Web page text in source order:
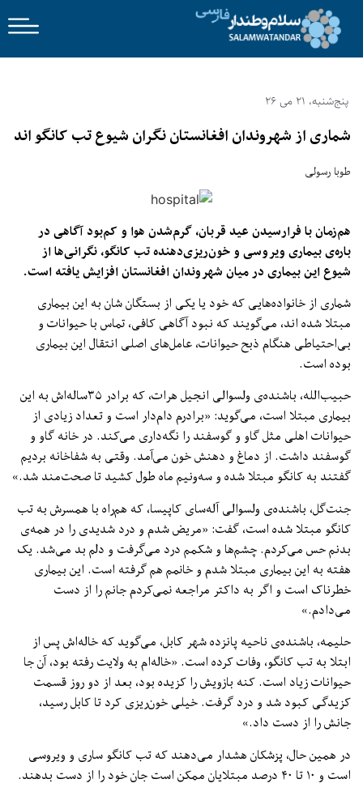
پنج‌شنبه، 21 می 26
شماری از شهروندان افغانستان نگران شیوع تب کانگو اند
طوبا رسولی
هم‌زمان با فرارسیدن عید قربان، گرم‌شدن هوا و کم‌بود آگاهی در
باره‌ی بیماری ویروسی و خون‌ریزی‌دهنده تب کانگو، نگرانی‌ها از
شیوع این بیماری در میان شهروندان افغانستان افزایش یافته است.
شماری از خانواده‌هایی که خود یا یکی از بستگان شان به این بیماری
مبتلا شده ‌اند، می‌گویند که نبود آگاهی کافی، تماس با حیوانات و
بی‌احتیاطی هنگام ذبح حیوانات، عامل‌های اصلی انتقال این بیماری
بوده است.
حبیب‌الله، باشنده‌ی ولسوالی انجیل هرات، که برادر ۳۵ساله‌اش به این
بیماری مبتلا است، می‌گوید: «برادرم دام‌دار است و تعداد زیادی از
حیوانات اهلی مثل گاو و گوسفند را نگه‌داری می‌کند. در خانه گاو و
گوسفند داشت. از دماغ و دهنش خون می‌آمد. وقتی به شفاخانه بردیم
گفتند به کانگو مبتلا شده و سه‌ونیم ماه طول کشید تا صحت‌مند شد.»
جنت‌گل، باشنده‌ی ولسوالی آله‌سای کاپیسا، که هم‌راه با همسرش به تب
کانگو مبتلا شده است، گفت: «مریض شدم و درد شدیدی را در همه‌ی
بدنم حس می‌کردم. چشم‌ها و شکمم درد می‌گرفت و دلم بد می‌شد. یک
هفته به این بیماری مبتلا شدم و خانمم هم گرفته است. این بیماری
خطرناک است و اگر به داکتر مراجعه نمی‌کردم جانم را از دست
می‌دادم.»
حلیمه، باشنده‌ی ناحیه پانزده شهر کابل، می‌گوید که خاله‌اش پس از
ابتلا به تب کانگو، وفات کرده است. «خاله‌ام به ولایت رفته بود، آن‌ جا
حیوانات زیاد است. کنه بازویش را کزیده بود، بعد از دو روز قسمت
کزیدگی کبود شد و درد گرفت. خیلی خون‌ریزی کرد تا کابل رسید،
جانش را از دست داد.»
در همین حال، پزشکان هشدار می‌دهند که تب کانگو ساری و ویروسی
است و ۱۰ تا ۴۰ درصد مبتلایان ممکن است جان خود را از دست بدهند.